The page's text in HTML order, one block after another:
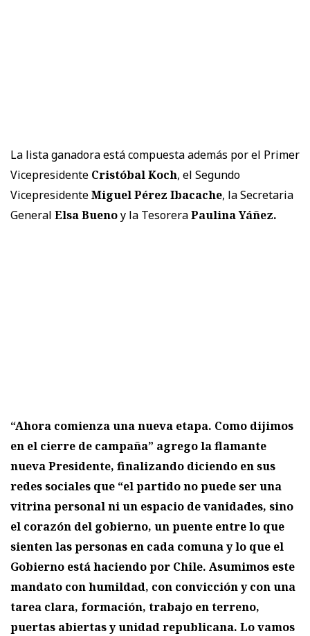
La lista ganadora está compuesta además por el Primer
Vicepresidente Cristóbal Koch, el Segundo
VicepresidenteMiguel Pérez Ibacache, la Secretaria
General Elsa Buenoy la TesoreraPaulina Yáñez.
“Ahora comienza una nueva etapa. Como dijimos
en el cierre de campaña” agrego la flamante
nueva Presidente, finalizando diciendo en sus
redes sociales que “el partido no puede ser una
vitrina personal ni un espacio de vanidades, sino
el corazón del gobierno, un puente entre lo que
sienten las personas en cada comuna y lo que el
Gobierno está haciendo por Chile. Asumimos este
mandato con humildad, con convicción y con una
tarea clara, formación, trabajo en terreno,
puertas abiertas y unidad republicana. Lo vamos